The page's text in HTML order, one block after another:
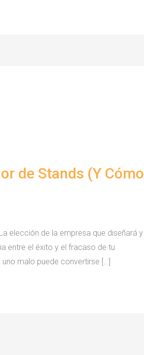
de Stands (Y Cómo
elección de la empresa que diseñará y
entre el éxito y el fracaso de tu
malo puede convertirse […]